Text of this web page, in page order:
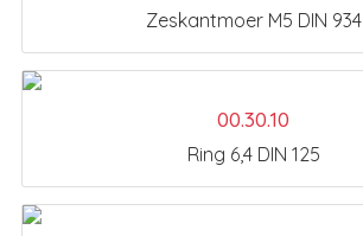
Zeskantmoer M5 DIN 934
00.30.10
Ring 6,4 DIN 125